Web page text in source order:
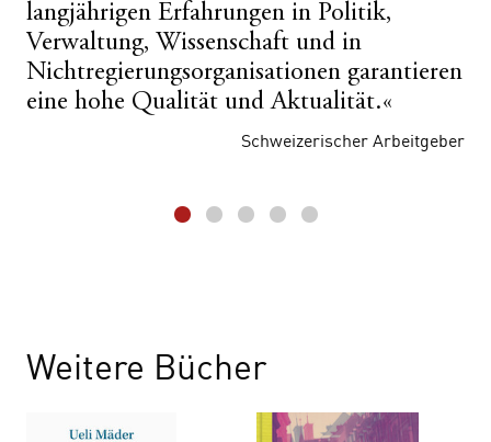
langjährigen Erfahrungen in Politik,
Verwaltung, Wissenschaft und in
Nichtregierungsorganisationen garantieren
eine hohe Qualität und Aktualität.«
Schweizerischer Arbeitgeber
Weitere Bücher